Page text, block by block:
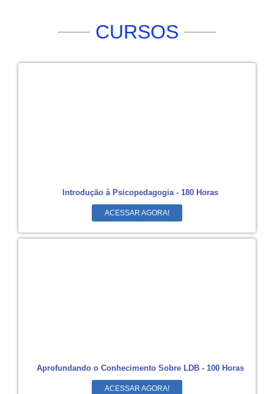
CURSOS
Introdução à Psicopedagogia - 180 Horas
ACESSAR AGORA!
Aprofundando o Conhecimento Sobre LDB - 100 Horas
ACESSAR AGORA!